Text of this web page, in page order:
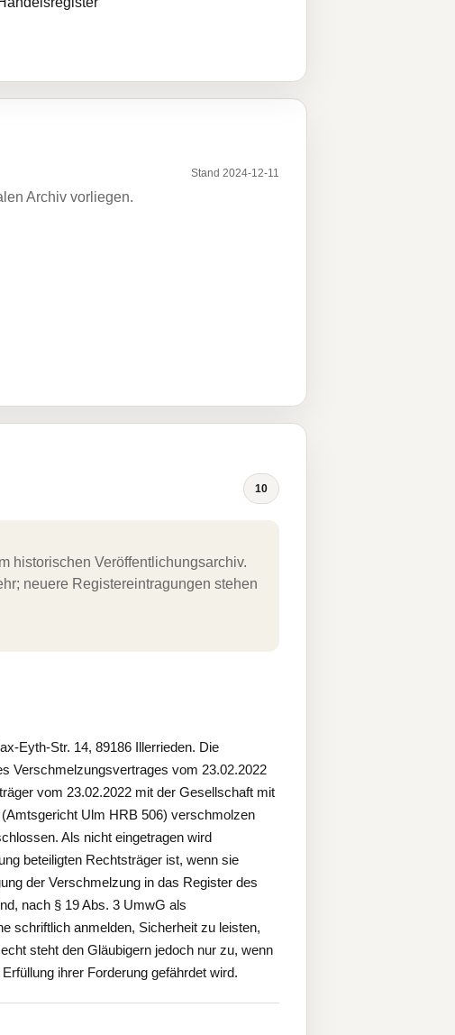
Stand 2024-12-11
Archiv vorliegen.
10
historischen Veröffentlichungsarchiv.
neuere Registereintragungen stehen
Eyth-Str. 14, 89186 Illerrieden. Die
Verschmelzungsvertrages vom 23.02.2022
vom 23.02.2022 mit der Gesellschaft mit
Ulm HRB 506) verschmolzen
Als nicht eingetragen wird
beteiligten Rechtsträger ist, wenn sie
der Verschmelzung in das Register des
nach § 19 Abs. 3 UmwG als
schriftlich anmelden, Sicherheit zu leisten,
steht den Gläubigern jedoch nur zu, wenn
ihrer Forderung gefährdet wird.